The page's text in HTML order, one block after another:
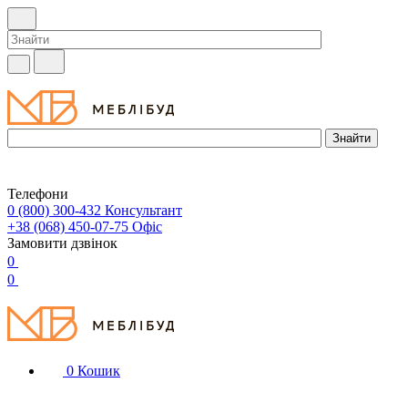
Телефони
0 (800) 300-432 Консультант
+38 (068) 450-07-75 Офіс
Замовити дзвінок
0
0
0 Кошик